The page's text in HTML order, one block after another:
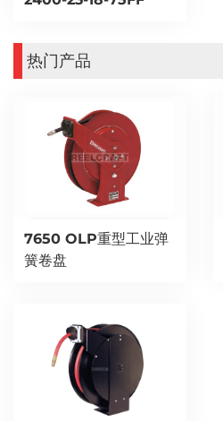
热门产品
7650 OLP重型工业弹
簧卷盘